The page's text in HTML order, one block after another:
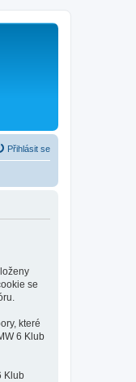
Přihlásit se
se
které
6 Klub
Klub